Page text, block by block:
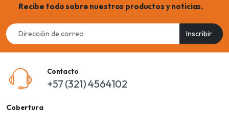
Recibe todo sobre nuestros productos y noticias.
Email
address
Inscribir
Contacto
+57 (321) 4564102
Cobertura